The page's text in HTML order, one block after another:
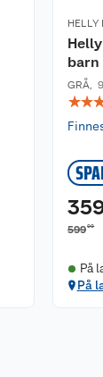
lav varme.
finish
resirkulerte
HELLY
barn
GRÅ,
☆☆
59900
På
På